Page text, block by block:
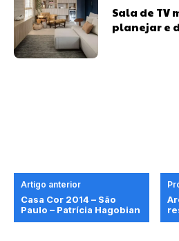
Sala de TV
planejar e
Artigo anterior
Casa Cor 2014 – São
Paulo – Patrícia Hagobian